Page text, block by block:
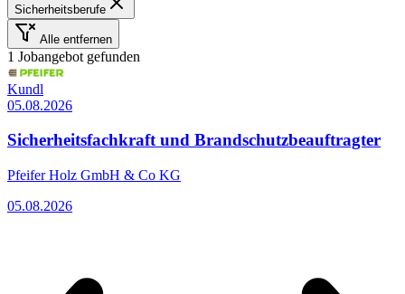
Sicherheitsberufe
Alle entfernen
1 Jobangebot gefunden
Kundl
05.08.2026
Sicherheitsfachkraft und Brandschutzbeauftragter
Pfeifer Holz GmbH & Co KG
05.08.2026